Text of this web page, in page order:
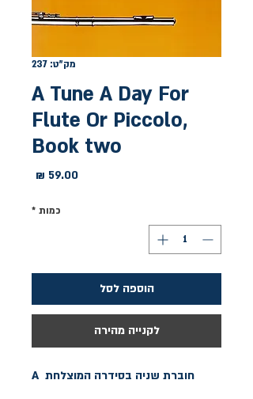
מק"ט: 237
A Tune A Day For
Flute Or Piccolo,
Book two
כמות *
הוספה לסל
לקנייה מהירה
חוברת שניה בסידרה המוצלחת A